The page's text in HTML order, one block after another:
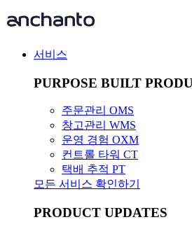
서비스
PURPOSE BUILT
주문관리 OMS
창고관리 WMS
운영 경험 OXM
컨트롤 타워 CT
택배 추적 PT
모든 서비스 확인하기
PRODUCT UPDATES